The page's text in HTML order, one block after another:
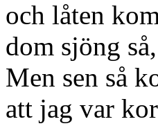
och låten
dom sjöng
Men sen så
att jag var